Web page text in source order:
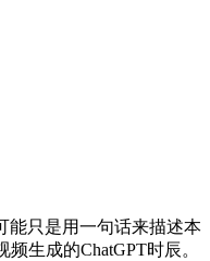
只是用一句话来描述本
生成的ChatGPT时辰。